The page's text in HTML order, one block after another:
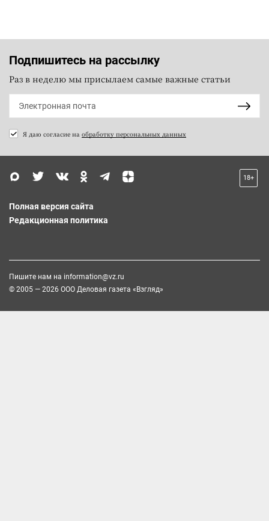
Подпишитесь на рассылку
Раз в неделю мы присылаем самые важные статьи
Я даю согласие на обработку персональных данных
18+
Полная версия сайта
Редакционная политика
Пишите нам на information@vz.ru
© 2005 — 2026 ООО Деловая газета «Взгляд»